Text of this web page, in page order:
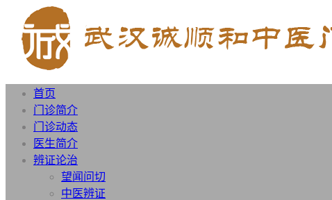
首页
门诊简介
门诊动态
医生简介
辨证论治
望闻问切
中医辨证